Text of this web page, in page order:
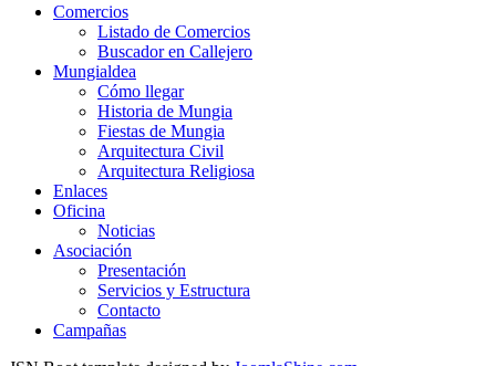
Comercios
Listado de Comercios
Buscador en Callejero
Mungialdea
Cómo llegar
Historia de Mungia
Fiestas de Mungia
Arquitectura Civil
Arquitectura Religiosa
Enlaces
Oficina
Noticias
Asociación
Presentación
Servicios y Estructura
Contacto
Campañas